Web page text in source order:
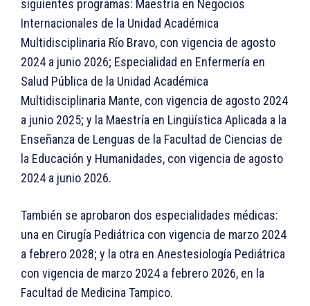
siguientes programas: Maestría en Negocios
Internacionales de la Unidad Académica
Multidisciplinaria Río Bravo, con vigencia de agosto
2024 a junio 2026; Especialidad en Enfermería en
Salud Pública de la Unidad Académica
Multidisciplinaria Mante, con vigencia de agosto 2024
a junio 2025; y la Maestría en Lingüística Aplicada a la
Enseñanza de Lenguas de la Facultad de Ciencias de
la Educación y Humanidades, con vigencia de agosto
2024 a junio 2026.
También se aprobaron dos especialidades médicas:
una en Cirugía Pediátrica con vigencia de marzo 2024
a febrero 2028; y la otra en Anestesiología Pediátrica
con vigencia de marzo 2024 a febrero 2026, en la
Facultad de Medicina Tampico.